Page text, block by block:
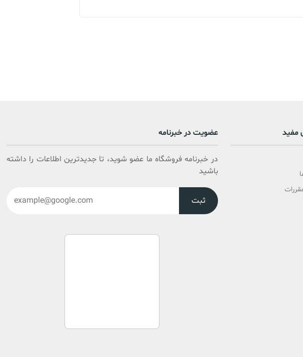
مفید عضویت در خبرنامه
در خبرنامه فروشگاه ما عضو شوید، تا جدیدترین اطلاعات را داشته
باشید
ثبت